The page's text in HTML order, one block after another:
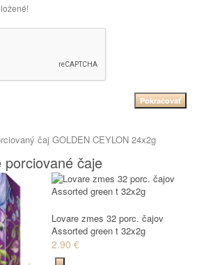
Pokračovať
čaj GOLDEN CEYLON 24x2g
porciované čaje
Lovare zmes 32 porc. čajov
Assorted green t 32x2g
2.90 €